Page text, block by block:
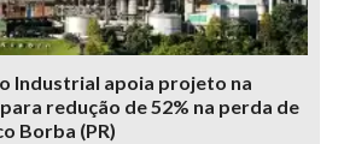
Industrial apoia projeto na
redução de 52% na perda de
Borba (PR)